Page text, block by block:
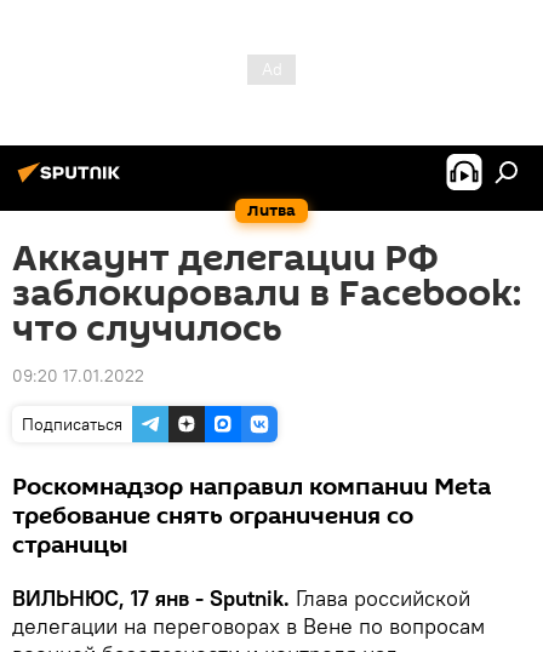
Литва
Аккаунт делегации РФ
заблокировали в Facebook:
что случилось
09:20 17.01.2022
Подписаться
Роскомнадзор направил компании Meta
требование снять ограничения со
страницы
ВИЛЬНЮС, 17 янв - Sputnik. Глава российской
делегации на переговорах в Вене по вопросам